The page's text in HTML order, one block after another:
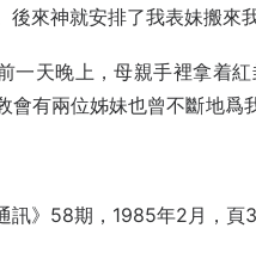
後來神就安排了我表妹搬來
一天晚上，母親手裡拿着
會有兩位姊妹也曾不斷地
訊》58期，1985年2月，頁3